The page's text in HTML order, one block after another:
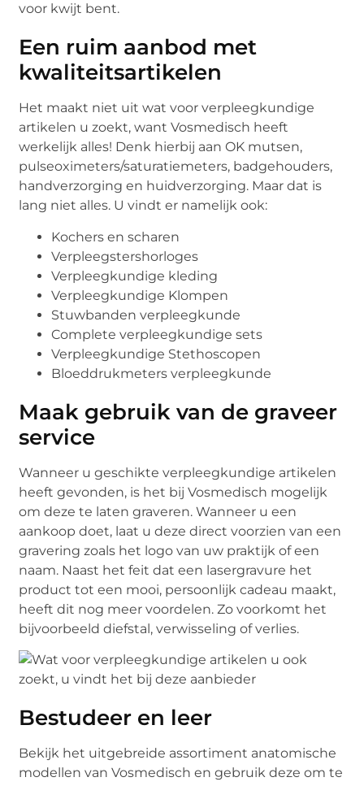
voor kwijt bent.
Een ruim aanbod met
kwaliteitsartikelen
Het maakt niet uit wat voor verpleegkundige
artikelen u zoekt, want Vosmedisch heeft
werkelijk alles! Denk hierbij aan OK mutsen,
pulseoximeters/saturatiemeters, badgehouders,
handverzorging en huidverzorging. Maar dat is
lang niet alles. U vindt er namelijk ook:
Kochers en scharen
Verpleegstershorloges
Verpleegkundige kleding
Verpleegkundige Klompen
Stuwbanden verpleegkunde
Complete verpleegkundige sets
Verpleegkundige Stethoscopen
Bloeddrukmeters verpleegkunde
Maak gebruik van de graveer
service
Wanneer u geschikte verpleegkundige artikelen
heeft gevonden, is het bij Vosmedisch mogelijk
om deze te laten graveren. Wanneer u een
aankoop doet, laat u deze direct voorzien van een
gravering zoals het logo van uw praktijk of een
naam. Naast het feit dat een lasergravure het
product tot een mooi, persoonlijk cadeau maakt,
heeft dit nog meer voordelen. Zo voorkomt het
bijvoorbeeld diefstal, verwisseling of verlies.
Bestudeer en leer
Bekijk het uitgebreide assortiment anatomische
modellen van Vosmedisch en gebruik deze om te